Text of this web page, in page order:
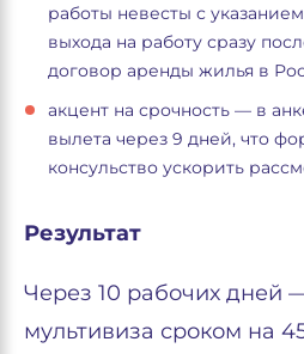
работы невесты с
выхода на работу сразу
договор аренды жилья в
акцент на срочность — в
вылета через 9 дней, что
консульство ускорить
Результат
Через 10 рабочих дней
мультивиза сроком на